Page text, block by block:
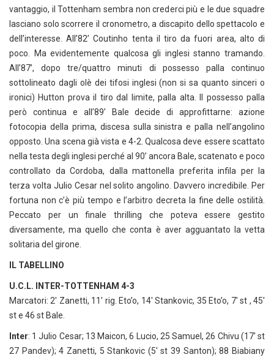
vantaggio, il Tottenham sembra non crederci più e le due squadre
lasciano solo scorrere il cronometro, a discapito dello spettacolo e
dell’interesse. All’82’ Coutinho tenta il tiro da fuori area, alto di
poco. Ma evidentemente qualcosa gli inglesi stanno tramando.
All’87’, dopo tre/quattro minuti di possesso palla continuo
sottolineato dagli olè dei tifosi inglesi (non si sa quanto sinceri o
ironici) Hutton prova il tiro dal limite, palla alta. Il possesso palla
però continua e all’89’ Bale decide di approfittarne: azione
fotocopia della prima, discesa sulla sinistra e palla nell’angolino
opposto. Una scena già vista e 4-2. Qualcosa deve essere scattato
nella testa degli inglesi perché al 90’ ancora Bale, scatenato e poco
controllato da Cordoba, dalla mattonella preferita infila per la
terza volta Julio Cesar nel solito angolino. Davvero incredibile. Per
fortuna non c’è più tempo e l’arbitro decreta la fine delle ostilità.
Peccato per un finale thrilling che poteva essere gestito
diversamente, ma quello che conta è aver agguantato la vetta
solitaria del girone.
IL TABELLINO
U.C.L. INTER-TOTTENHAM 4-3
Marcatori: 2′ Zanetti, 11′ rig. Eto’o, 14′ Stankovic, 35 Eto’o, 7′ st , 45′
st e 46 st Bale.
Inter: 1 Julio Cesar; 13 Maicon, 6 Lucio, 25 Samuel, 26 Chivu (17′ st
27 Pandev); 4 Zanetti, 5 Stankovic (5′ st 39 Santon); 88 Biabiany